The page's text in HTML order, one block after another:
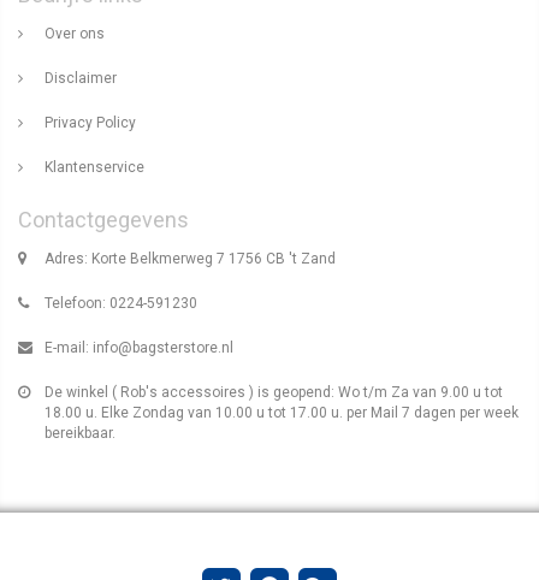
Over ons
Disclaimer
Privacy Policy
Klantenservice
Contactgegevens
Adres: Korte Belkmerweg 7 1756 CB 't Zand
Telefoon: 0224-591230
E-mail: info@bagsterstore.nl
De winkel ( Rob's accessoires ) is geopend: Wo t/m Za van 9.00 u tot
18.00 u. Elke Zondag van 10.00 u tot 17.00 u. per Mail 7 dagen per week
bereikbaar.